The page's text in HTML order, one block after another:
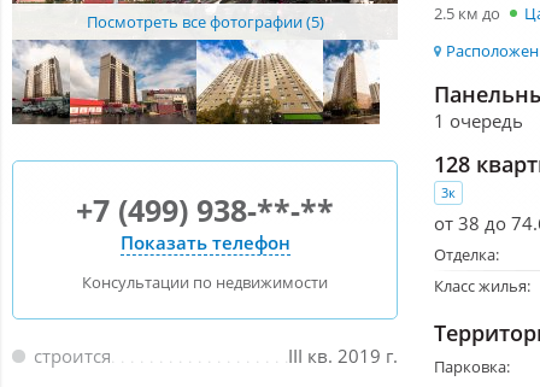
Посмотреть все фотографии (5)
+7 (499) 938-**-**
Показать телефон
Консультации по недвижимости
III кв. 2019 г.
строится
2.5 км до
1 очередь
128
3к
от 38 до
Отделка:
Класс жилья:
Парковка: